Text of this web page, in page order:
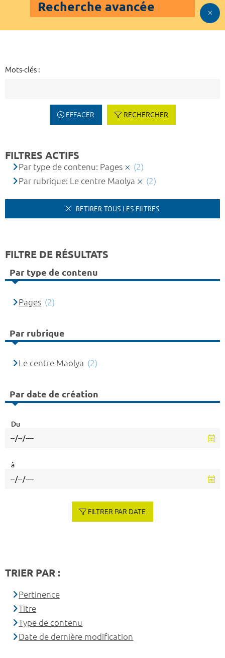
Recherche avancée
Mots-clés :
EFFACER RECHERCHER
FILTRES ACTIFS
Par type de contenu: Pages
(2)
Par rubrique: Le centre Maolya
(2)
RETIRER TOUS LES FILTRES
FILTRE DE RÉSULTATS
Par type de contenu
Pages (2)
Par rubrique
Le centre Maolya (2)
Par date de création
Du
à
FILTRER PAR DATE
TRIER PAR :
Pertinence
Titre
Type de contenu
Date de dernière modification